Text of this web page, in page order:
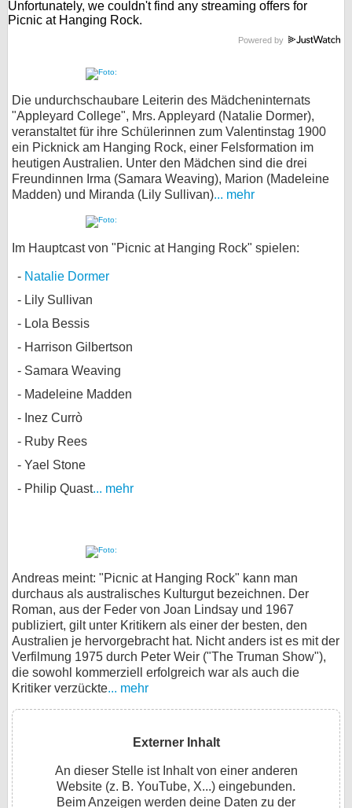
Powered by
Die undurchschaubare Leiterin des Mädcheninternats
"Appleyard College", Mrs. Appleyard (Natalie Dormer),
veranstaltet für ihre Schülerinnen zum Valentinstag 1900
ein Picknick am Hanging Rock, einer Felsformation im
heutigen Australien. Unter den Mädchen sind die drei
Freundinnen Irma (Samara Weaving), Marion (Madeleine
Madden) und Miranda (Lily Sullivan)... mehr
Im Hauptcast von "Picnic at Hanging Rock" spielen:
Natalie Dormer
Lily Sullivan
Lola Bessis
Harrison Gilbertson
Samara Weaving
Madeleine Madden
Inez Currò
Ruby Rees
Yael Stone
Philip Quast... mehr
Andreas meint: "Picnic at Hanging Rock" kann man
durchaus als australisches Kulturgut bezeichnen. Der
Roman, aus der Feder von Joan Lindsay und 1967
publiziert, gilt unter Kritikern als einer der besten, den
Australien je hervorgebracht hat. Nicht anders ist es mit der
Verfilmung 1975 durch Peter Weir ("The Truman Show"),
die sowohl kommerziell erfolgreich war als auch die
Kritiker verzückte... mehr
Externer Inhalt
An dieser Stelle ist Inhalt von einer anderen
Website (z. B. YouTube, X...) eingebunden.
Beim Anzeigen werden deine Daten zu der